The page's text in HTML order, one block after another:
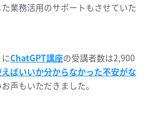
業務活用のサポートもさせていた
ChatGPT講座の受講者数は2,900
えばいいか分からなかった不安がな
声もいただきました。